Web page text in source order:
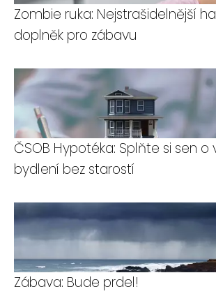
Zombie ruka: Nejstrašidelnější
doplněk pro zábavu
ČSOB Hypotéka: Splňte si sen o
bydlení bez starostí
Zábava: Bude prdel!